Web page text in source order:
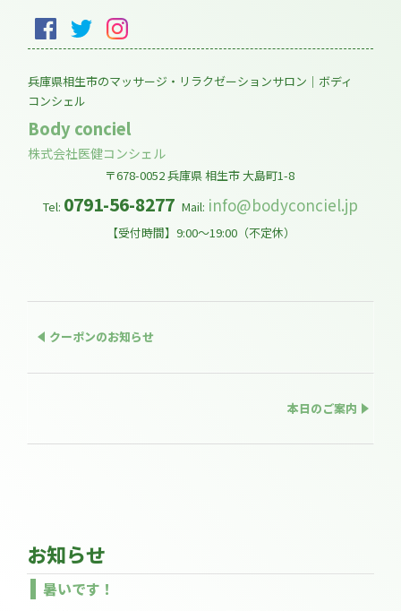
兵庫県相生市のマッサージ・リラクゼーションサロン｜ボディ
コンシェル
Body conciel
株式会社医健コンシェル
〒678-0052兵庫県相生市大島町1-8
Tel: 0791-56-8277 Mail: info@bodyconciel.jp
【受付時間】9:00～19:00（不定休）
クーポンのお知らせ
本日のご案内
お知らせ
暑いです！